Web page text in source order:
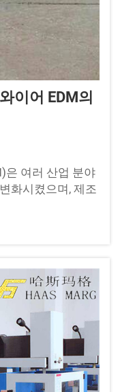
이어 EDM의
은 여러 산업 분야
화시켰으며, 제조
을 가공할 수 있
능한 다양한 유
, 고속 및 중속 와
측면에서 서로